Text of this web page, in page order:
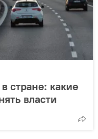
стране: какие
власти